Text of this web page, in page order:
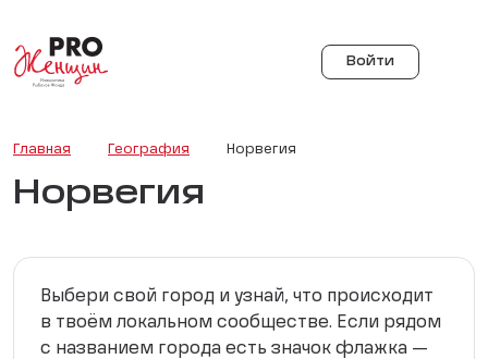
Войти
Главная География Норвегия
Норвегия
Выбери свой город и узнай, что происходит
в твоём локальном сообществе. Если рядом
с названием города есть значок флажка —